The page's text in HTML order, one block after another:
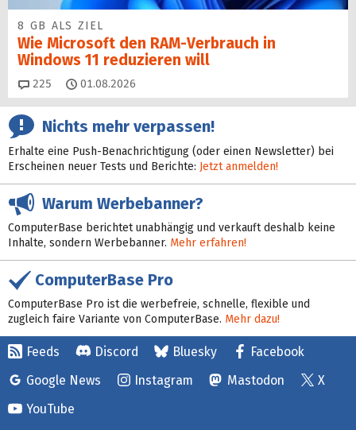
8 GB ALS ZIEL
Wie Microsoft den RAM-Verbrauch in
Windows 11 reduzieren will
225 Kommentare
01.08.2026
Nichts mehr verpassen!
Erhalte eine Push-Benachrichtigung (oder einen Newsletter) bei
Erscheinen neuer Tests und Berichte: Jetzt anmelden!
Warum Werbebanner?
ComputerBase berichtet unabhängig und verkauft deshalb keine
Inhalte, sondern Werbebanner. Mehr erfahren!
ComputerBase Pro
ComputerBase Pro ist die werbefreie, schnelle, flexible und
zugleich faire Variante von ComputerBase. Mehr dazu!
Feeds Discord Bluesky
Facebook
Google News
Instagram Mastodon
X
YouTube